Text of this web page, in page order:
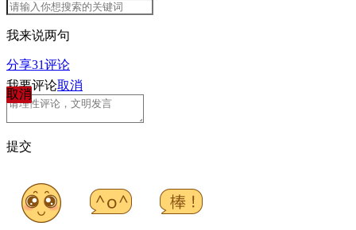
我来说两句
分享31评论
取消
我要评论取消
提交